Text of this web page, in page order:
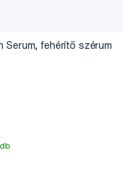
Serum, fehérítő szérum